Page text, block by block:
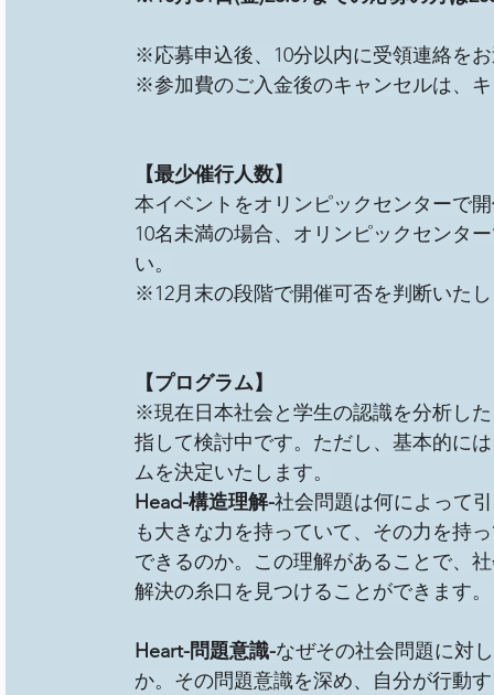
※応募申込後、10分以内に受領連絡を
※参加費のご入金後のキャンセルは、
【最少催行人数】
本イベントをオリンピックセンターで
10名未満の場合、オリンピックセンタ
い。
※12月末の段階で開催可否を判断いた
【プログラム】
※現在日本社会と学生の認識を分析し
指して検討中です。ただし、基本的に
ムを決定いたします。
Head-構造理解-社会問題は何によって
も大きな力を持っていて、その力を持
できるのか。この理解があることで、
解決の糸口を見つけることができます。
Heart-問題意識-なぜその社会問題に対
か。その問題意識を深め、自分が行動